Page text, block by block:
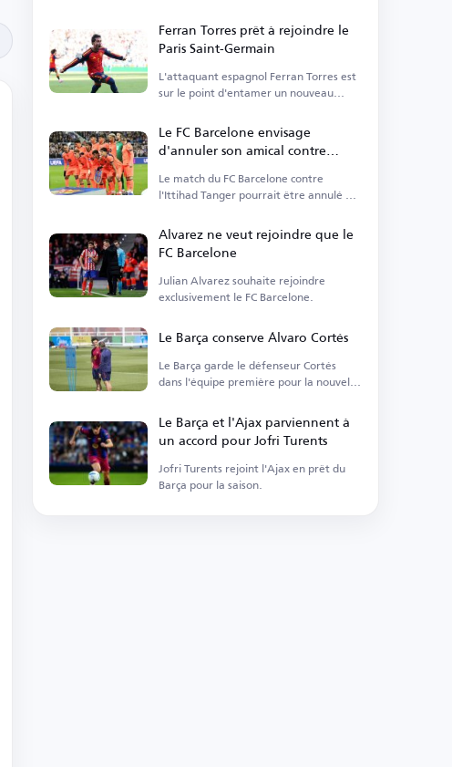
Ferran Torres prêt à rejoindre le
Paris Saint-Germain
L'attaquant espagnol Ferran Torres est
sur le point d'entamer un nouveau
Le FC Barcelone envisage
d'annuler son amical contre
l'Ittihad Tanger
Le match du FC Barcelone contre
l'Ittihad Tanger pourrait être annulé en
Alvarez ne veut rejoindre que le
FC Barcelone
Julian Alvarez souhaite rejoindre
exclusivement le FC Barcelone.
Le Barça conserve Álvaro Cortés
Le Barça garde le défenseur Cortés
dans l'équipe première pour la nouvelle
Le Barça et l'Ajax parviennent à
un accord pour Jofri Turents
Jofri Turents rejoint l'Ajax en prêt du
Barça pour la saison.